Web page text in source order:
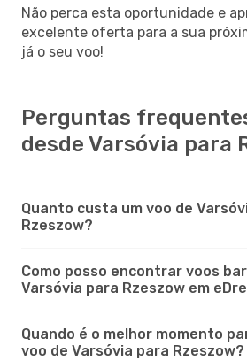
Não perca esta oportunidade e
excelente oferta para a sua
já o seu voo!
Perguntas
desde Varsóvia para
Quanto custa um voo de
Rzeszow?
Como posso encontrar voos
Varsóvia para Rzeszow em
Quando é o melhor momento
voo de Varsóvia para Rzeszow?